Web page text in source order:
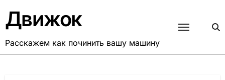
содержанию
Движок
Расскажем как починить вашу машину